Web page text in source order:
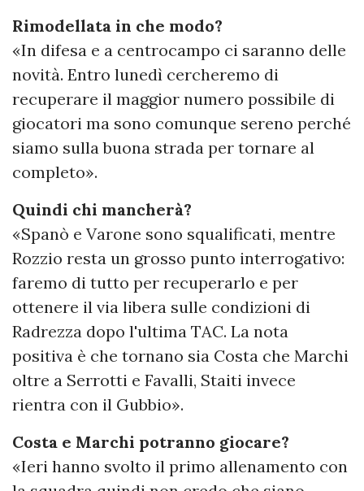
Rimodellata in che modo?
«In difesa e a centrocampo ci saranno delle
novità. Entro lunedì cercheremo di
recuperare il maggior numero possibile di
giocatori ma sono comunque sereno perché
siamo sulla buona strada per tornare al
completo».
Quindi chi mancherà?
«Spanò e Varone sono squalificati, mentre
Rozzio resta un grosso punto interrogativo:
faremo di tutto per recuperarlo e per
ottenere il via libera sulle condizioni di
Radrezza dopo l'ultima TAC. La nota
positiva è che tornano sia Costa che Marchi
oltre a Serrotti e Favalli, Staiti invece
rientra con il Gubbio».
Costa e Marchi potranno giocare?
«Ieri hanno svolto il primo allenamento con